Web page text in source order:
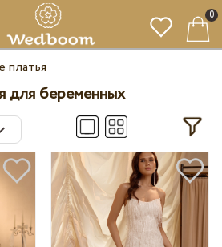
0
платья
для беременных